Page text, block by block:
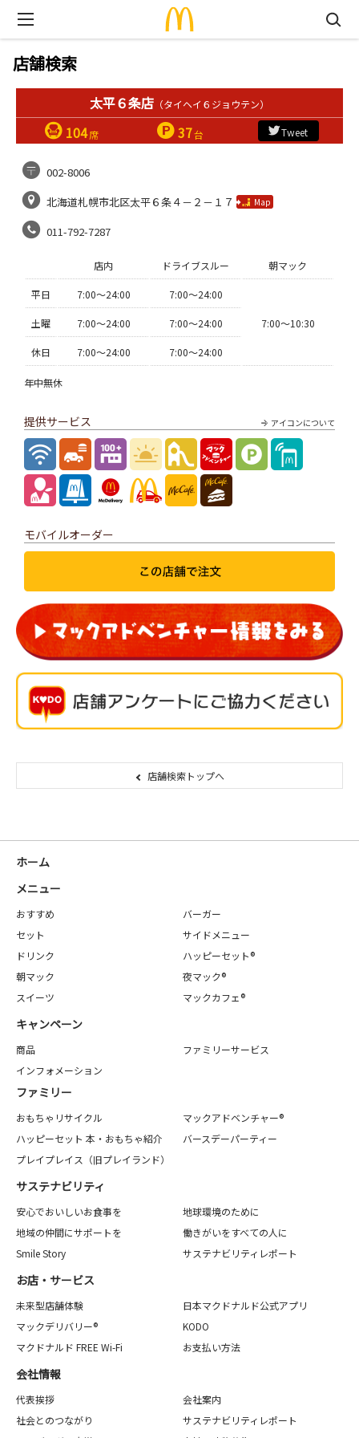
店舗検索
太平６条店 （タイヘイ６ジョウテン）
104 席 37台 Tweet
002-8006
北海道札幌市北区太平６条４－２－１７
Map
011-792-7287
店内 ドライブスルー 朝マック
平日 7:00〜24:00 7:00〜24:00
7:00〜10:30
土曜 7:00〜24:00 7:00〜24:00
休日 7:00〜24:00 7:00〜24:00
年中無休
アイコンについて
提供サービス
モバイルオーダー
店舗検索トップへ
ホーム
メニュー
おすすめ
バーガー
セット
サイドメニュー
ドリンク
ハッピーセット®
朝マック
夜マック®
スイーツ
マックカフェ®
キャンペーン
商品
ファミリーサービス
インフォメーション
ファミリー
おもちゃリサイクル
マックアドベンチャー®
ハッピーセット 本・おもちゃ紹介
バースデーパーティー
プレイプレイス（旧プレイランド）
サステナビリティ
安心でおいしいお食事を
地球環境のために
地域の仲間にサポートを
働きがいをすべての人に
Smile Story
サステナビリティレポート
お店・サービス
未来型店舗体験
日本マクドナルド公式アプリ
マックデリバリー®
KODO
マクドナルド FREE Wi-Fi
お支払い方法
会社情報
代表挨拶
会社案内
社会とのつながり
サステナビリティレポート